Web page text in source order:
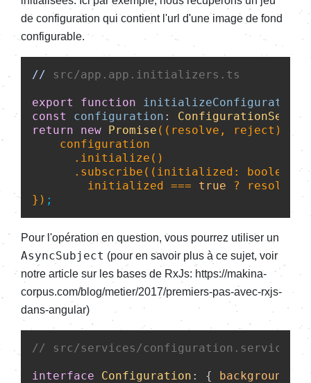
de configuration qui contient l'url d'une image de fond
configurable.
// src/app.app.initializers.ts
export function initializeConfiguration
const
configuration :
return
new Promise ( ( resolve, reject ) =>
    configuration
      .
initialize ()
      .
subscribe ( ( initialized: boolean
)
        initialized ===
true ? resolve
})
Pour l'opération en question, vous pourrez utiliser un
AsyncSubject (pour en savoir plus à ce sujet, voir
notre article sur les bases de RxJs: https://makina-
corpus.com/blog/metier/2017/premiers-pas-avec-rxjs-
dans-angular)
// src/services/configuration.service.ts
interface Configuration : {